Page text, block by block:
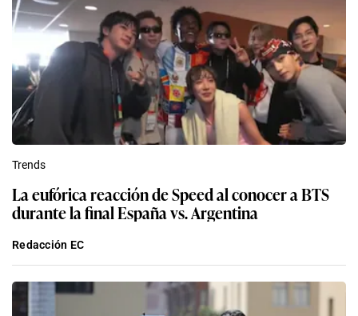
Trends
La eufórica reacción de Speed al conocer a BTS
durante la final España vs. Argentina
Redacción EC